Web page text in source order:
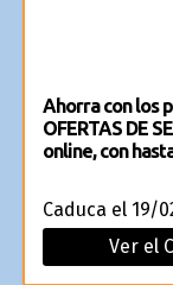
Ahorra con los
OFERTAS DE
online, con
Caduca el 19/
Ver el